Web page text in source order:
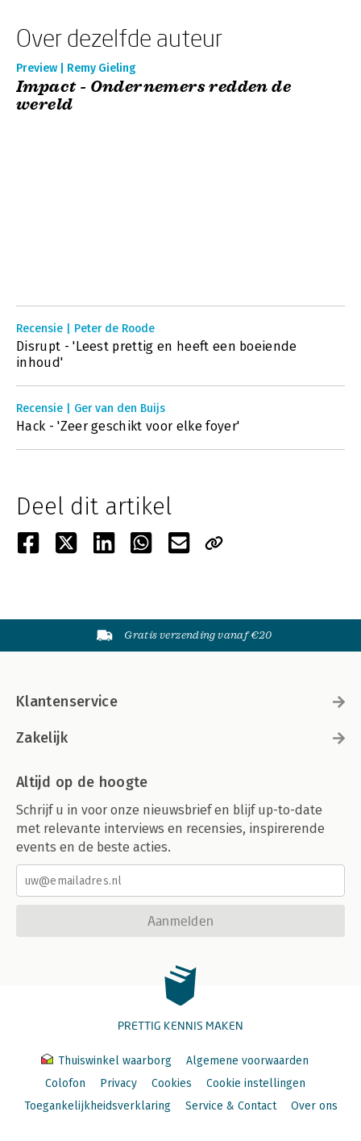
Over dezelfde auteur
Preview | Remy Gieling
Impact - Ondernemers redden de
wereld
Recensie | Peter de Roode
Disrupt - 'Leest prettig en heeft een boeiende
inhoud'
Recensie | Ger van den Buijs
Hack - 'Zeer geschikt voor elke foyer'
Deel dit artikel
Gratis verzending vanaf €20
Klantenservice
Zakelijk
Altijd op de hoogte
Schrijf u in voor onze nieuwsbrief en blijf up-to-date
met relevante interviews en recensies, inspirerende
events en de beste acties.
Aanmelden
PRETTIG KENNIS MAKEN
Thuiswinkel waarborg
Algemene voorwaarden
Colofon
Privacy Cookies
Cookie instellingen
Toegankelijkheidsverklaring
Service & Contact Over ons